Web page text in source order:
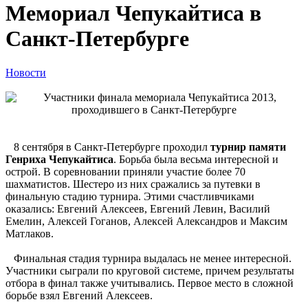
Мемориал Чепукайтиса в
Санкт-Петербурге
Новости
8 сентября в Санкт-Петербурге проходил турнир памяти
Генриха Чепукайтиса. Борьба была весьма интересной и
острой. В соревновании приняли участие более 70
шахматистов. Шестеро из них сражались за путевки в
финальную стадию турнира. Этими счастливчиками
оказались: Евгений Алексеев, Евгений Левин, Василий
Емелин, Алексей Гоганов, Алексей Александров и Максим
Матлаков.
Финальная стадия турнира выдалась не менее интересной.
Участники сыграли по круговой системе, причем результаты
отбора в финал также учитывались. Первое место в сложной
борьбе взял Евгений Алексеев.